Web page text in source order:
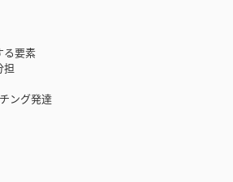
要素
ング発達